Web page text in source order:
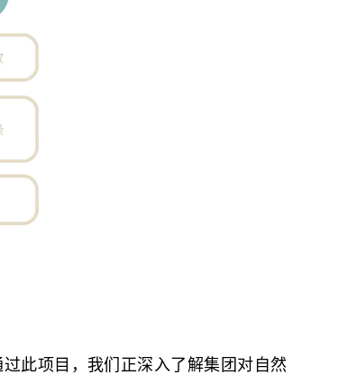
此项目，我们正深入了解集团对自然